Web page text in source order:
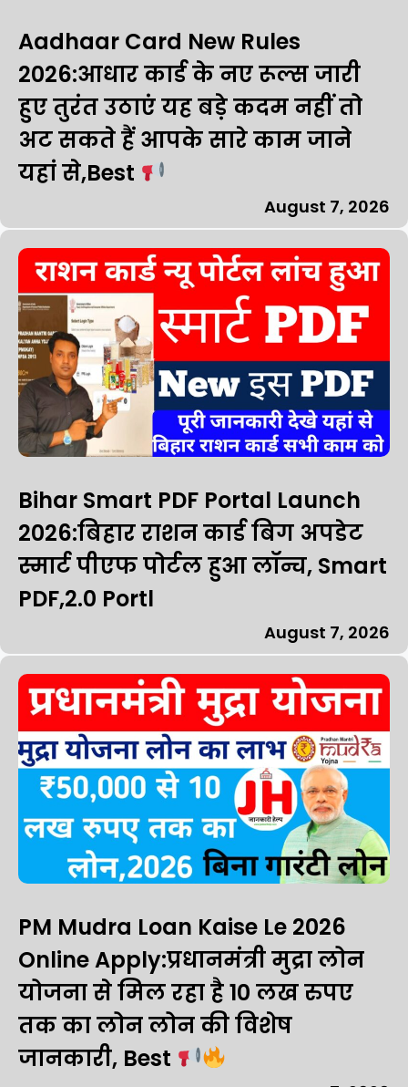
Aadhaar Card New Rules
2026:आधार कार्ड के नए रूल्स जारी
हुए तुरंत उठाएं यह बड़े कदम नहीं तो
अट सकते हैं आपके सारे काम जाने
यहां से,Best
August 7, 2026
Bihar Smart PDF Portal Launch
2026:बिहार राशन कार्ड बिग अपडेट
स्मार्ट पीएफ पोर्टल हुआ लॉन्च, Smart
PDF,2.0 Portl
August 7, 2026
PM Mudra Loan Kaise Le 2026
Online Apply:प्रधानमंत्री मुद्रा लोन
योजना से मिल रहा है 10 लख रुपए
तक का लोन लोन की विशेष
जानकारी, Best